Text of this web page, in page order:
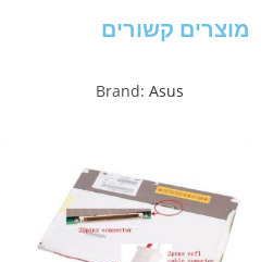
מוצרים קשורים
Brand: Asus